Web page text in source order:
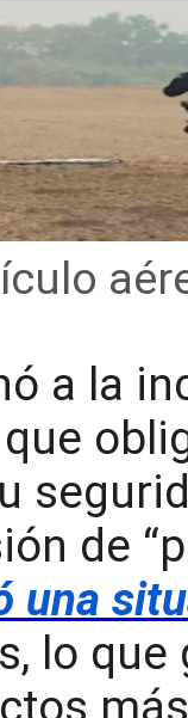
a la
que
de
una
lo